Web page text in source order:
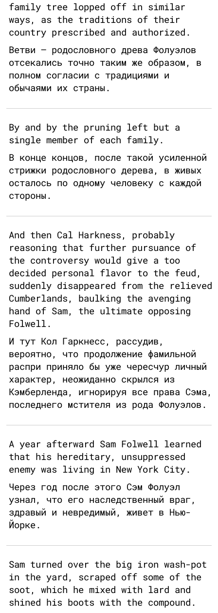
family tree lopped off in similar
ways, as the traditions of their
country prescribed and authorized.
Ветви – родословного древа Фолуэлов
отсекались точно таким же образом, в
полном согласии с традициями и
обычаями их страны.
By and by the pruning left but a
single member of each family.
В конце концов, после такой усиленной
стрижки родословного дерева, в живых
осталось по одному человеку с каждой
стороны.
And then Cal Harkness, probably
reasoning that further pursuance of
the controversy would give a too
decided personal flavor to the feud,
suddenly disappeared from the relieved
Cumberlands, baulking the avenging
hand of Sam, the ultimate opposing
Folwell.
И тут Кол Гаркнесс, рассудив,
вероятно, что продолжение фамильной
распри приняло бы уже чересчур личный
характер, неожиданно скрылся из
Кэмберленда, игнорируя все права Сэма,
последнего мстителя из рода Фолуэлов.
A year afterward Sam Folwell learned
that his hereditary, unsuppressed
enemy was living in New York City.
Через год после этого Сэм Фолуэл
узнал, что его наследственный враг,
здравый и невредимый, живет в Нью-
Йорке.
Sam turned over the big iron wash-pot
in the yard, scraped off some of the
soot, which he mixed with lard and
shined his boots with the compound.